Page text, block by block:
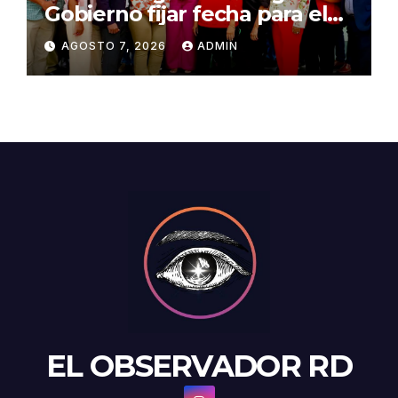
Gobierno fijar fecha para el
pago de la Evaluación del
Desempeño
AGOSTO 7, 2026 ADMIN
EL OBSERVADOR RD